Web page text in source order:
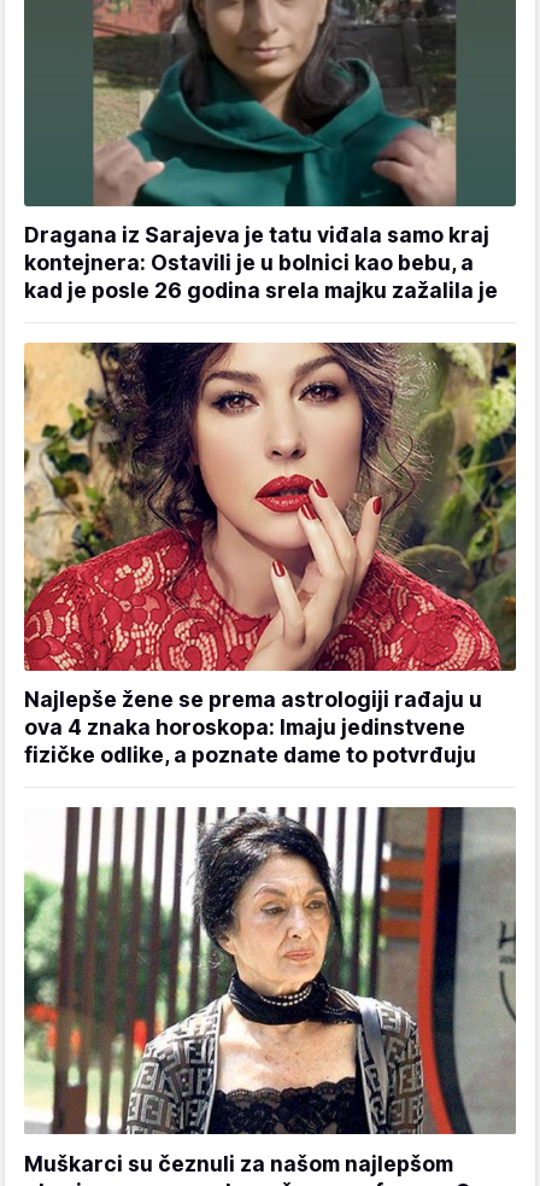
Dragana iz Sarajeva je tatu viđala samo kraj
kontejnera: Ostavili je u bolnici kao bebu, a
kad je posle 26 godina srela majku zažalila je
Najlepše žene se prema astrologiji rađaju u
ova 4 znaka horoskopa: Imaju jedinstvene
fizičke odlike, a poznate dame to potvrđuju
Muškarci su čeznuli za našom najlepšom